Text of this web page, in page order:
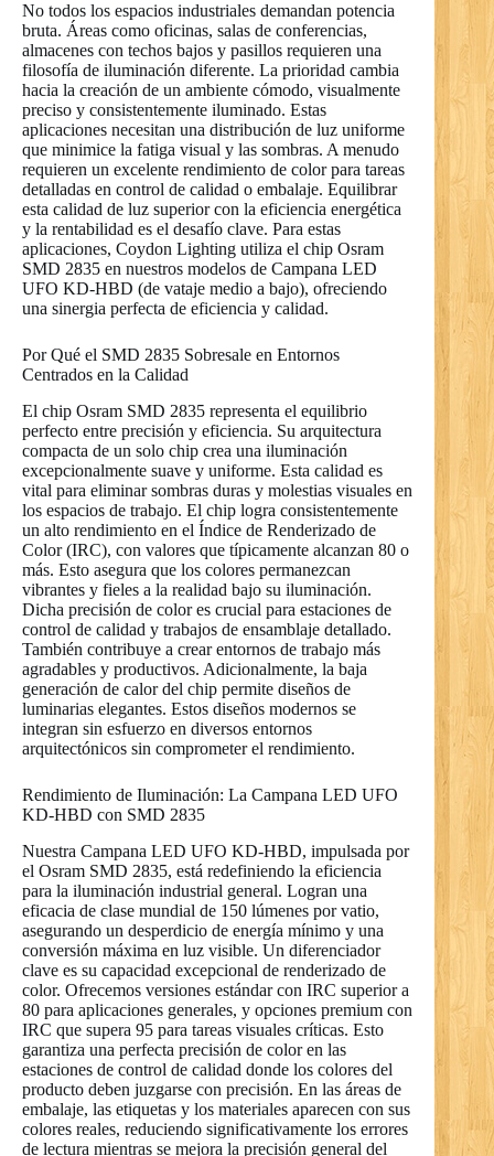
No todos los espacios industriales demandan potencia
bruta. Áreas como oficinas, salas de conferencias,
almacenes con techos bajos y pasillos requieren una
filosofía de iluminación diferente. La prioridad cambia
hacia la creación de un ambiente cómodo, visualmente
preciso y consistentemente iluminado. Estas
aplicaciones necesitan una distribución de luz uniforme
que minimice la fatiga visual y las sombras. A menudo
requieren un excelente rendimiento de color para tareas
detalladas en control de calidad o embalaje. Equilibrar
esta calidad de luz superior con la eficiencia energética
y la rentabilidad es el desafío clave. Para estas
aplicaciones, Coydon Lighting utiliza el chip Osram
SMD 2835 en nuestros modelos de Campana LED
UFO KD-HBD (de vataje medio a bajo), ofreciendo
una sinergia perfecta de eficiencia y calidad.
Por Qué el SMD 2835 Sobresale en Entornos
Centrados en la Calidad
El chip Osram SMD 2835 representa el equilibrio
perfecto entre precisión y eficiencia. Su arquitectura
compacta de un solo chip crea una iluminación
excepcionalmente suave y uniforme. Esta calidad es
vital para eliminar sombras duras y molestias visuales en
los espacios de trabajo. El chip logra consistentemente
un alto rendimiento en el Índice de Renderizado de
Color (IRC), con valores que típicamente alcanzan 80 o
más. Esto asegura que los colores permanezcan
vibrantes y fieles a la realidad bajo su iluminación.
Dicha precisión de color es crucial para estaciones de
control de calidad y trabajos de ensamblaje detallado.
También contribuye a crear entornos de trabajo más
agradables y productivos. Adicionalmente, la baja
generación de calor del chip permite diseños de
luminarias elegantes. Estos diseños modernos se
integran sin esfuerzo en diversos entornos
arquitectónicos sin comprometer el rendimiento.
Rendimiento de Iluminación: La Campana LED UFO
KD-HBD con SMD 2835
Nuestra Campana LED UFO KD-HBD, impulsada por
el Osram SMD 2835, está redefiniendo la eficiencia
para la iluminación industrial general. Logran una
eficacia de clase mundial de 150 lúmenes por vatio,
asegurando un desperdicio de energía mínimo y una
conversión máxima en luz visible. Un diferenciador
clave es su capacidad excepcional de renderizado de
color. Ofrecemos versiones estándar con IRC superior a
80 para aplicaciones generales, y opciones premium con
IRC que supera 95 para tareas visuales críticas. Esto
garantiza una perfecta precisión de color en las
estaciones de control de calidad donde los colores del
producto deben juzgarse con precisión. En las áreas de
embalaje, las etiquetas y los materiales aparecen con sus
colores reales, reduciendo significativamente los errores
de lectura mientras se mejora la precisión general del